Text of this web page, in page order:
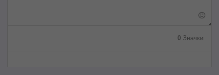
0 Значки